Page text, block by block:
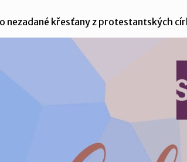
nezadané křesťany z protestantských